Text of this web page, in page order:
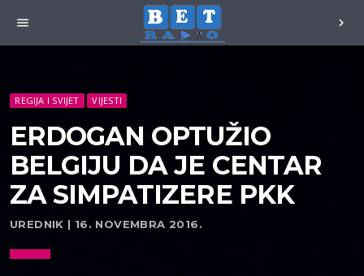
menu chevron_right
REGIJA I SVIJET VIJESTI
ERDOGAN OPTUŽIO
BELGIJU DA JE CENTAR
ZA SIMPATIZERE PKK
UREDNIK | 16. NOVEMBRA 2016.